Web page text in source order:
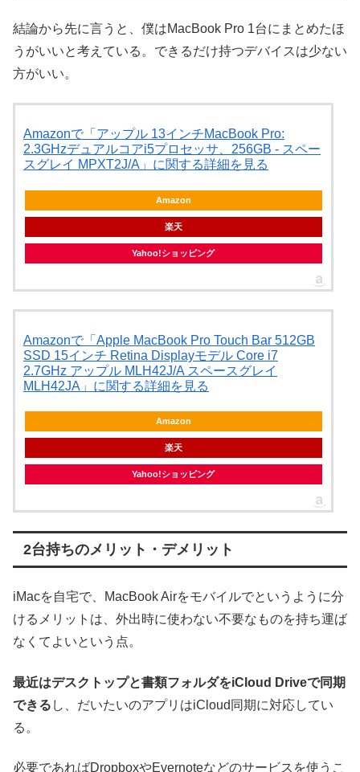
結論から先に言うと、僕はMacBook Pro 1台にまとめたほ
うがいいと考えている。できるだけ持つデバイスは少ない
方がいい。
Amazonで「アップル 13インチMacBook Pro:
2.3GHzデュアルコアi5プロセッサ、256GB - スペー
スグレイ MPXT2J/A」に関する詳細を見る
Amazon
楽天
Yahoo!ショッピング
Amazonで「Apple MacBook Pro Touch Bar 512GB
SSD 15インチ Retina Displayモデル Core i7
2.7GHz アップル MLH42J/A スペースグレイ
MLH42JA」に関する詳細を見る
Amazon
楽天
Yahoo!ショッピング
2台持ちのメリット・デメリット
iMacを自宅で、MacBook Airをモバイルでというように分
けるメリットは、外出時に使わない不要なものを持ち運ば
なくてよいという点。
最近はデスクトップと書類フォルダをiCloud Driveで同期
できる し、だいたいのアプリはiCloud同期に対応してい
る。
必要であればDropboxやEvernoteなどのサービスを使うこ